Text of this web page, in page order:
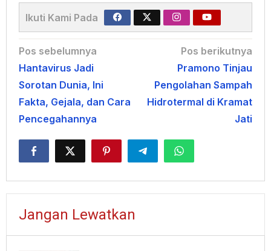
Ikuti Kami Pada
Navigasi
pos
Pos sebelumnya
Hantavirus Jadi
Sorotan Dunia, Ini
Fakta, Gejala, dan Cara
Pencegahannya
Pos berikutnya
Pramono Tinjau
Pengolahan Sampah
Hidrotermal di Kramat
Jati
Jangan Lewatkan